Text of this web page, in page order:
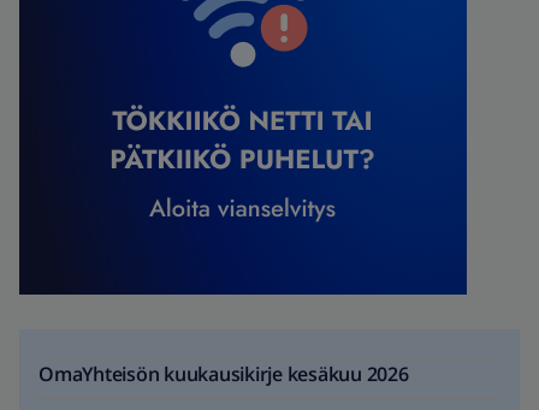
OmaYhteisön kuukausikirje kesäkuu 2026